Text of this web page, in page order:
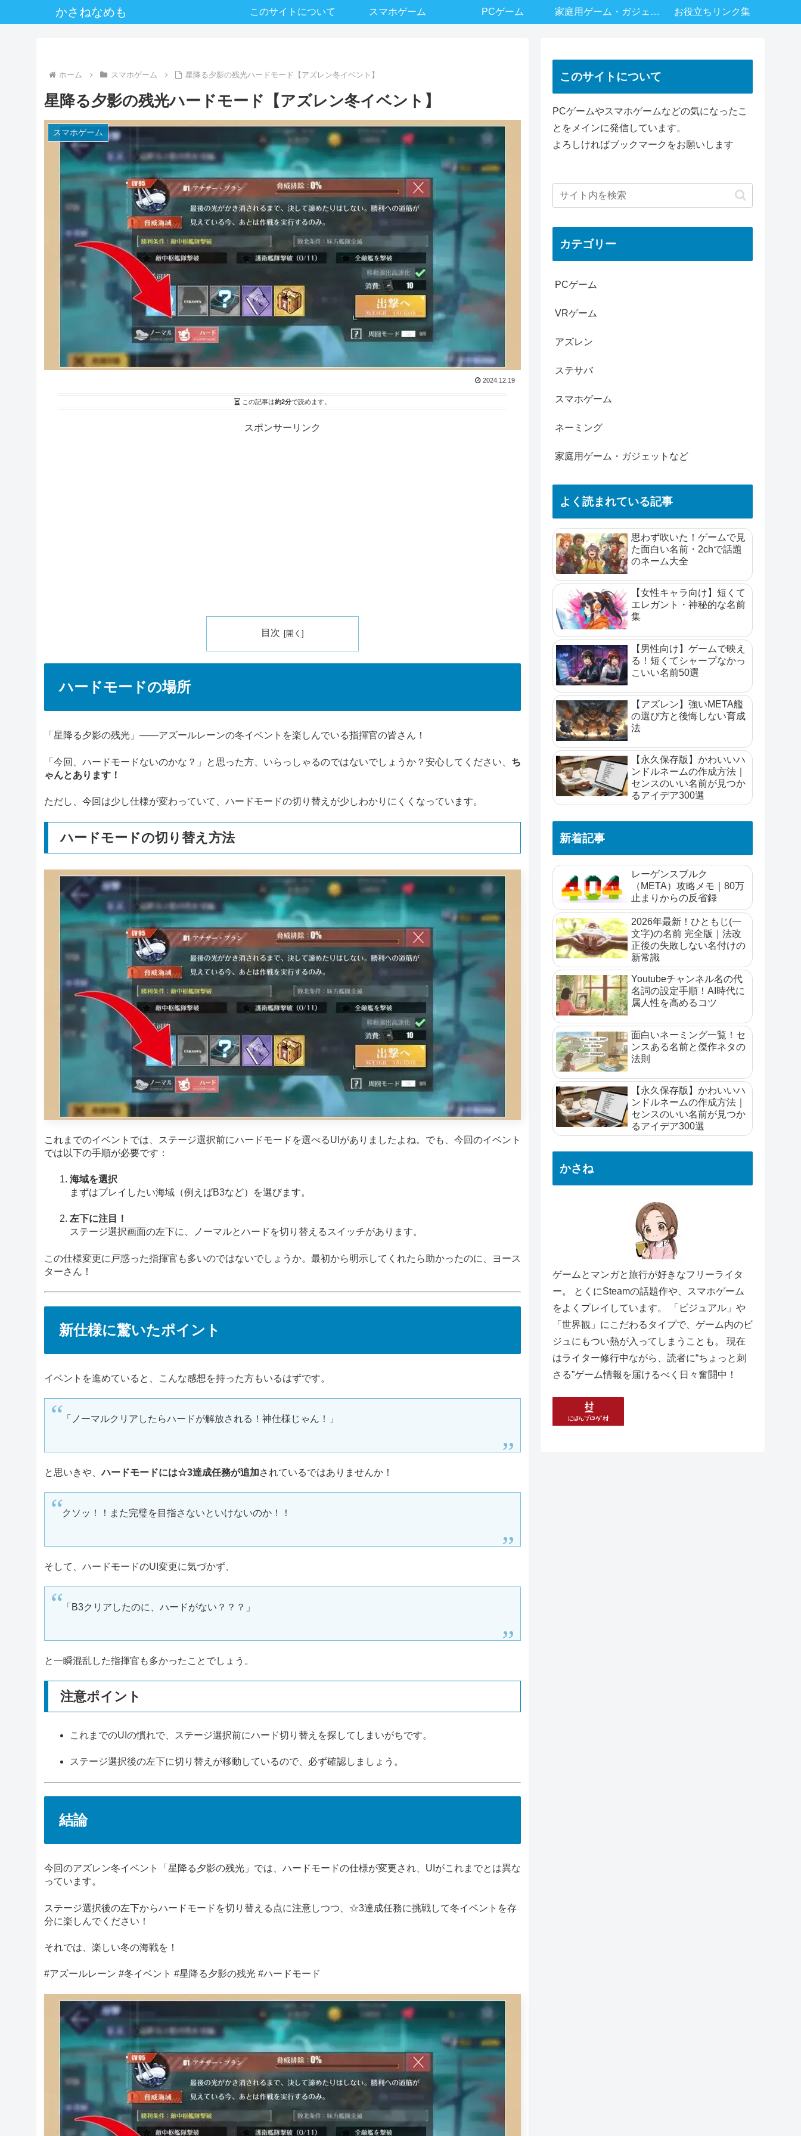
かさねなめも このサイトについて スマホゲーム PCゲーム 家庭用ゲーム・ガジェットなど お役立ちリンク集
ホーム スマホゲーム 星降る夕影の残光ハードモード【アズレン冬イベント】
星降る夕影の残光ハードモード【アズレン冬イベント】
スマホゲーム
2024.12.19
この記事は約2分で読めます。
スポンサーリンク
目次
ハードモードの場所
「星降る夕影の残光」――アズールレーンの冬イベントを楽しんでいる指揮官の皆さん！
「今回、ハードモードないのかな？」と思った方、いらっしゃるのではないでしょうか？安心してください、 ち
ゃんとあります！
ただし、今回は少し仕様が変わっていて、ハードモードの切り替えが少しわかりにくくなっています。
ハードモードの切り替え方法
これまでのイベントでは、ステージ選択前にハードモードを選べるUIがありましたよね。でも、今回のイベント
では以下の手順が必要です：
海域を選択
まずはプレイしたい海域（例えばB3など）を選びます。
左下に注目！
ステージ選択画面の左下に、ノーマルとハードを切り替えるスイッチがあります。
この仕様変更に戸惑った指揮官も多いのではないでしょうか。最初から明示してくれたら助かったのに、ヨース
ターさん！
新仕様に驚いたポイント
イベントを進めていると、こんな感想を持った方もいるはずです。
「ノーマルクリアしたらハードが解放される！神仕様じゃん！」
と思いきや、ハードモードには☆3達成任務が追加されているではありませんか！
クソッ！！また完璧を目指さないといけないのか！！
そして、ハードモードのUI変更に気づかず、
「B3クリアしたのに、ハードがない？？？」
と一瞬混乱した指揮官も多かったことでしょう。
注意ポイント
これまでのUIの慣れで、ステージ選択前にハード切り替えを探してしまいがちです。
ステージ選択後の左下に切り替えが移動しているので、必ず確認しましょう。
結論
今回のアズレン冬イベント「星降る夕影の残光」では、ハードモードの仕様が変更され、UIがこれまでとは異な
っています。
ステージ選択後の左下からハードモードを切り替える点に注意しつつ、☆3達成任務に挑戦して冬イベントを存
分に楽しんでください！
それでは、楽しい冬の海戦を！
#アズールレーン #冬イベント #星降る夕影の残光 #ハードモード
このサイトについて
PCゲームやスマホゲームなどの気になったこ
とをメインに発信しています。
よろしければブックマークをお願いします
カテゴリー
PCゲーム
VRゲーム
アズレン
ステサバ
スマホゲーム
ネーミング
家庭用ゲーム・ガジェットなど
よく読まれている記事
思わず吹いた！ゲームで見
た面白い名前・2chで話題
のネーム大全
【女性キャラ向け】短くて
エレガント・神秘的な名前
集
【男性向け】ゲームで映え
る！短くてシャープなかっ
こいい名前50選
【アズレン】強いMETA艦
の選び方と後悔しない育成
法
【永久保存版】かわいいハ
ンドルネームの作成方法｜
センスのいい名前が見つか
るアイデア300選
新着記事
レーゲンスブルク
（META）攻略メモ｜80万
止まりからの反省録
2026年最新！ひともじ(一
文字)の名前 完全版｜法改
正後の失敗しない名付けの
新常識
Youtubeチャンネル名の代
名詞の設定手順！AI時代に
属人性を高めるコツ
面白いネーミング一覧！セ
ンスある名前と傑作ネタの
法則
【永久保存版】かわいいハ
ンドルネームの作成方法｜
センスのいい名前が見つか
るアイデア300選
かさね
ゲームとマンガと旅行が好きなフリーライタ
ー。 とくにSteamの話題作や、スマホゲーム
をよくプレイしています。 「ビジュアル」や
「世界観」にこだわるタイプで、ゲーム内のビ
ジュにもつい熱が入ってしまうことも。 現在
はライター修行中ながら、読者に“ちょっと刺
さる”ゲーム情報を届けるべく日々奮闘中！